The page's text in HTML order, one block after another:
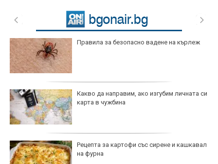
Правила за безопасно вадене на кърлеж
Какво да направим, ако изгубим личната си
карта в чужбина
Рецепта за картофи със сирене и кашкавал
на фурна